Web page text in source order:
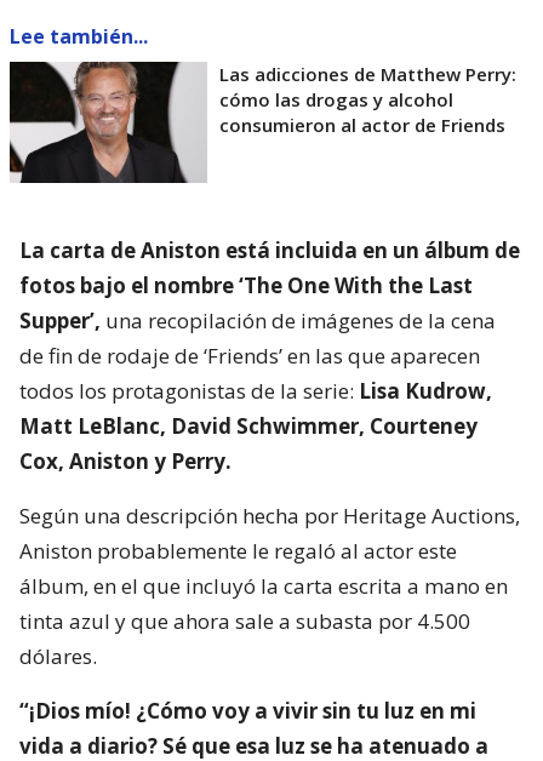
Lee también...
Las adicciones de Matthew Perry:
cómo las drogas y alcohol
consumieron al actor de Friends
La carta de Aniston está incluida en un álbum de
fotos bajo el nombre ‘The One With the Last
Supper’, una recopilación de imágenes de la cena
de fin de rodaje de ‘Friends’ en las que aparecen
todos los protagonistas de la serie: Lisa Kudrow,
Matt LeBlanc, David Schwimmer, Courteney
Cox, Aniston y Perry.
Según una descripción hecha por Heritage Auctions,
Aniston probablemente le regaló al actor este
álbum, en el que incluyó la carta escrita a mano en
tinta azul y que ahora sale a subasta por 4.500
dólares.
“¡Dios mío! ¿Cómo voy a vivir sin tu luz en mi
vida a diario? Sé que esa luz se ha atenuado a